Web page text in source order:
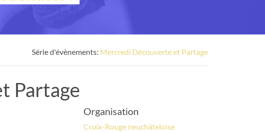
Série d'évènements: Mercredi Découverte et Partage
Partage
Organisation
Croix-Rouge neuchâteloise